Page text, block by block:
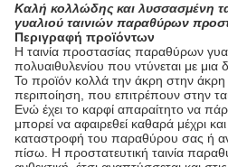
Καλή κολλώδης και λυσσασμένη
γυαλιού ταινιών παραθύρων
Περιγραφή προϊόντων
Η ταινία προστασίας παραθύρων
πολυαιθυλενίου που ντύνεται με μια
Το προϊόν κολλά την άκρη στην άκρη
περιποίηση, που επιτρέπουν στην
Ενώ έχει το καρφί απαραίτητο να
μπορεί να αφαιρεθεί καθαρά μέχρι
καταστροφή του παραθύρου σας ή
πίσω. Η προστατευτική ταινία